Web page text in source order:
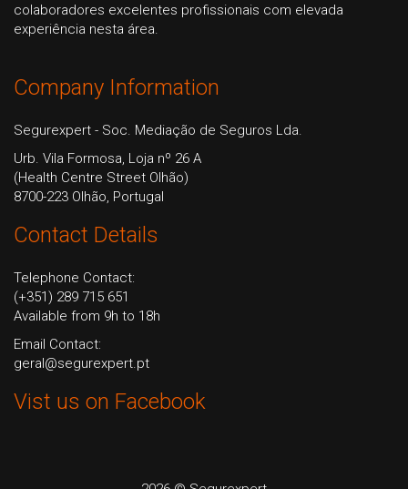
colaboradores excelentes profissionais com elevada
experiência nesta área.
Company Information
Segurexpert - Soc. Mediação de Seguros Lda.
Urb. Vila Formosa, Loja nº 26 A
(Health Centre Street Olhão)
8700-223 Olhão, Portugal
Contact Details
Telephone Contact:
(+351) 289 715 651
Available from 9h to 18h
Email Contact:
geral@segurexpert.pt
Vist us on Facebook